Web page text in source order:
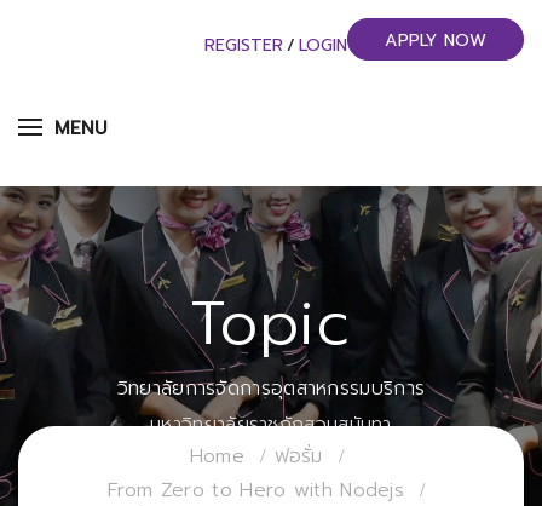
MENU
REGISTER / LOGIN APPLY NOW
Topic
วิทยาลัยการจัดการอุตสาหกรรมบริการ
มหาวิทยาลัยราชภัฏสวนสุนันทา
Home
ฟอรั่ม
From Zero to Hero with Nodejs